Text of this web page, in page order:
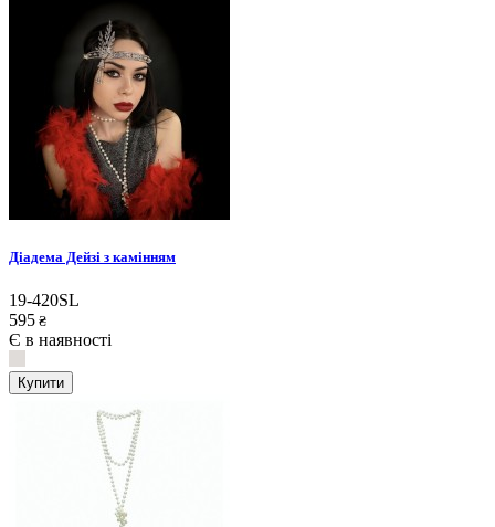
Діадема Дейзі з камінням
19-420SL
595 ₴
Є в наявності
Купити